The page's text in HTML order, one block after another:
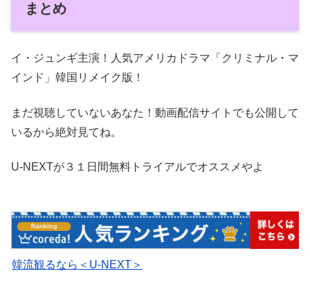
まとめ
イ・ジュンギ主演！人気アメリカドラマ「クリミナル・マ
インド」韓国リメイク版！
まだ視聴していないあなた！動画配信サイトでも公開して
いるから絶対見てね。
U-NEXTが３１日間無料トライアルでオススメやよ
韓流観るなら＜U-NEXT＞